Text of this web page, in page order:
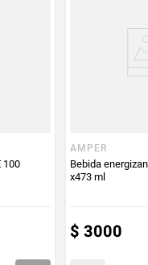
100
AMPER
Bebida
x473 ml
$ 3000